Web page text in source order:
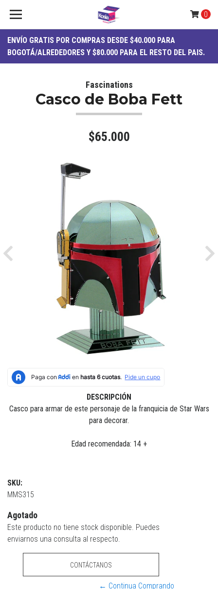
ENVÍO GRATIS POR COMPRAS DESDE $40.000 PARA
BOGOTÁ/ALREDEDORES Y $80.000 PARA EL RESTO DEL PAIS.
0
Fascinations
Casco de Boba Fett
$65.000
Previous
DESCRIPCIÓN
Casco para armar de este personaje de la franquicia de Star Wars
para decorar.
Edad recomendada: 14 +
SKU:
MMS315
Agotado
Este producto no tiene stock disponible. Puedes
enviarnos una consulta al respecto.
CONTÁCTANOS
← Continua Comprando